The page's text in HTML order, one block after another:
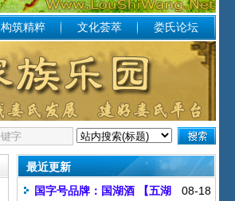
构筑精粹 文化荟萃 娄氏论坛
最近更新
08-18
国字号品牌：国湖酒 【五湖